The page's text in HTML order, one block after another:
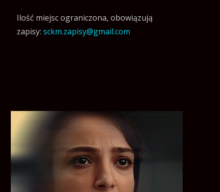
Ilość miejsc ograniczona, obowiązują
zapisy:sckm.zapisy@gmail.com